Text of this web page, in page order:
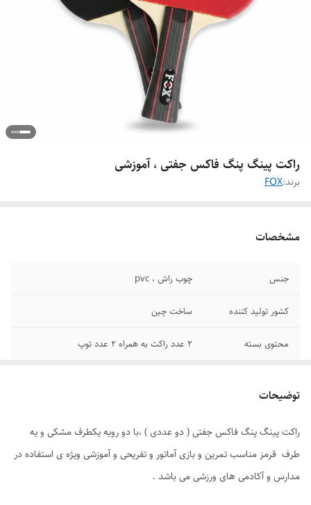
راکت پینگ پنگ فاکس جفتی ، آموزشی
برند:FOX
مشخصات
جنس چوب راش ، pvc
کشور تولید کننده ساخت چین
محتوی بسته ۲ عدد راکت به همراه ۲ عدد توپ
توضیحات
راکت پینگ پنگ فاکس جفتی ( دو عددی ) ،با دو رویه یکطرف مشکی و یه
طرف قرمز مناسب تمرین و بازی آماتور و تفریحی و آموزشی ویژه ی استفاده در
مدارس و آکادمی های ورزشی می باشد .